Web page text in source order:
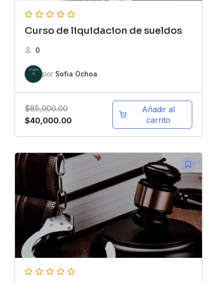
Curso de liquidacion de sueldos
0
por Sofia Ochoa
$85,000.00
El
era:
$85,000.00.
$40,000.00El
es:
Añadir al
carrito